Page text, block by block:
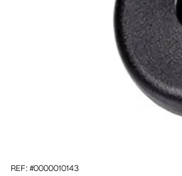
REF: #0000010143